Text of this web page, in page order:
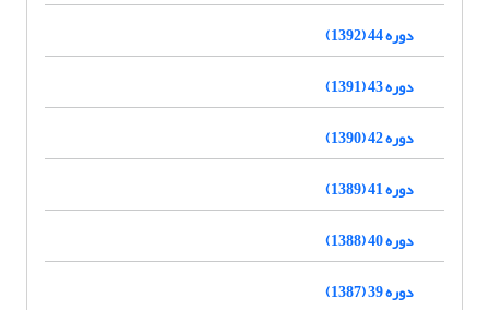
دوره 44 (1392)
دوره 43 (1391)
دوره 42 (1390)
دوره 41 (1389)
دوره 40 (1388)
دوره 39 (1387)